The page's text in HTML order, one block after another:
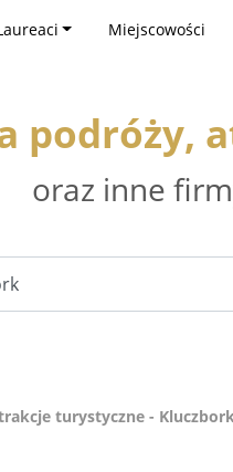
Miejscowości
podróży,
oraz inne
turystyczne -